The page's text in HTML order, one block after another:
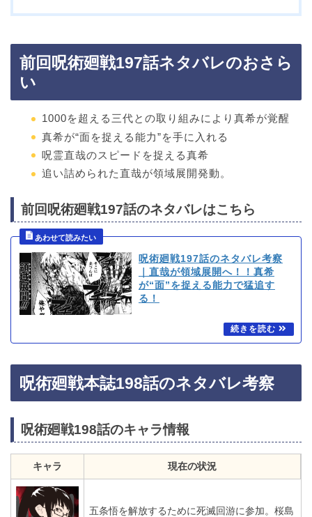
前回呪術廻戦197話ネタバレのおさら
い
1000を超える三代との取り組みにより真希が覚醒
真希が“面を捉える能力”を手に入れる
呪霊直哉のスピードを捉える真希
追い詰められた直哉が領域展開発動。
前回呪術廻戦197話のネタバレはこちら
呪術廻戦197話のネタバレ考察
｜直哉が領域展開へ！！真希
が“面”を捉える能力で猛追す
る！
呪術廻戦本誌198話のネタバレ考察
呪術廻戦198話のキャラ情報
キャラ 現在の状況
五条悟を解放するために死滅回游に参加。桜島